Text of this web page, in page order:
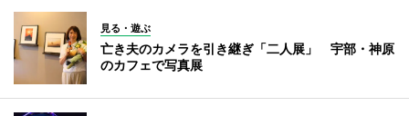
見る・遊ぶ
亡き夫のカメラを引き継ぎ「二人展」 宇部・神原
のカフェで写真展